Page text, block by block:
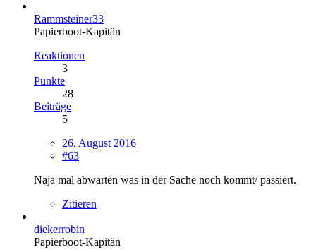
Rammsteiner33
Papierboot-Kapitän
Reaktionen
3
Punkte
28
Beiträge
5
26. August 2016
#63
Naja mal abwarten was in der Sache noch kommt/ passiert.
Zitieren
diekerrobin
Papierboot-Kapitän